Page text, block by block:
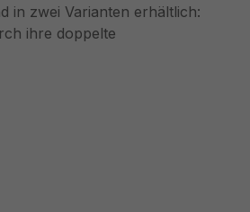
in zwei Varianten erhältlich:
ihre doppelte